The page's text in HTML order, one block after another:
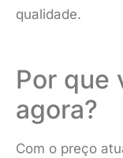
qualidade.
Por que
agora?
Com o preço